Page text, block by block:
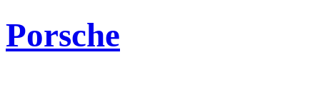
Porsche